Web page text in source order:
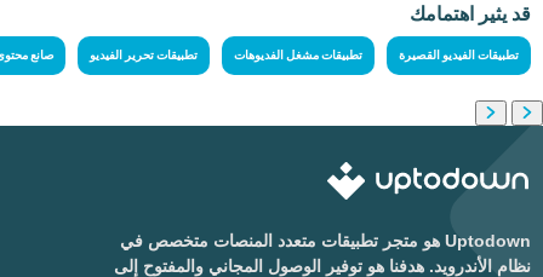
قد يثير اهتمامك
تطبيقات الفيديو القصيرة تطبيقات مشغل الفديوهات تطبيقات تحرير الفيديو صانع
Uptodown هو متجر تطبيقات متعدد المنصات متخصص في
نظام الأندرويد. هدفنا هو توفير الوصول المجاني والمفتوح إلى